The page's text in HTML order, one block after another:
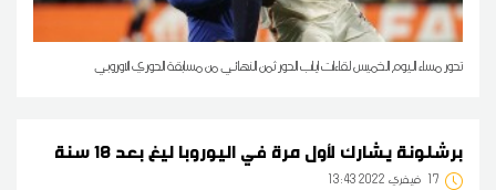
تدور مساء اليوم الخميس لقاءات اياب الدور ثمن النهائي من مسابقة الدوري الاوروبي
برشلونة يشارك لأول مرة في اليوروبا ليغ بعد 18 سنة
17 13:43 2022 فيفري